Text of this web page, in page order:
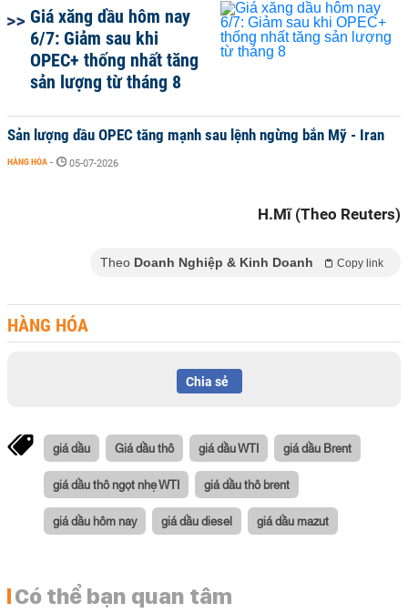
Giá xăng dầu hôm nay
6/7: Giảm sau khi
OPEC+ thống nhất tăng
sản lượng từ tháng 8
Sản lượng dầu OPEC tăng mạnh sau lệnh ngừng bắn Mỹ - Iran
HÀNG HÓA - 05-07-2026
H.Mĩ (Theo Reuters)
Theo Doanh Nghiệp & Kinh Doanh Copy link
HÀNG HÓA
Chia sẻ
giá dầu Giá dầu thô giá dầu WTI giá dầu Brent
giá dầu thô ngọt nhẹ WTI giá dầu thô brent
giá dầu hôm nay giá dầu diesel giá dầu mazut
Có thể bạn quan tâm